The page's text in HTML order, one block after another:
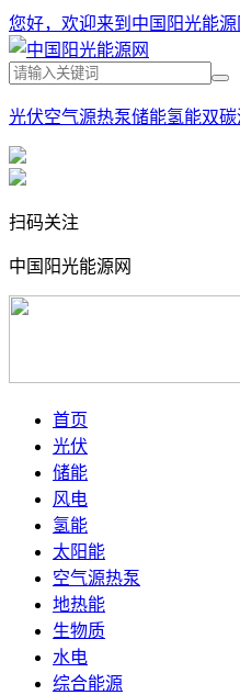
您好，欢迎来到中国阳光能源
光伏空气源热泵储能氢能双碳
扫码关注
中国阳光能源网
首页
光伏
储能
风电
氢能
太阳能
空气源热泵
地热能
生物质
水电
综合能源